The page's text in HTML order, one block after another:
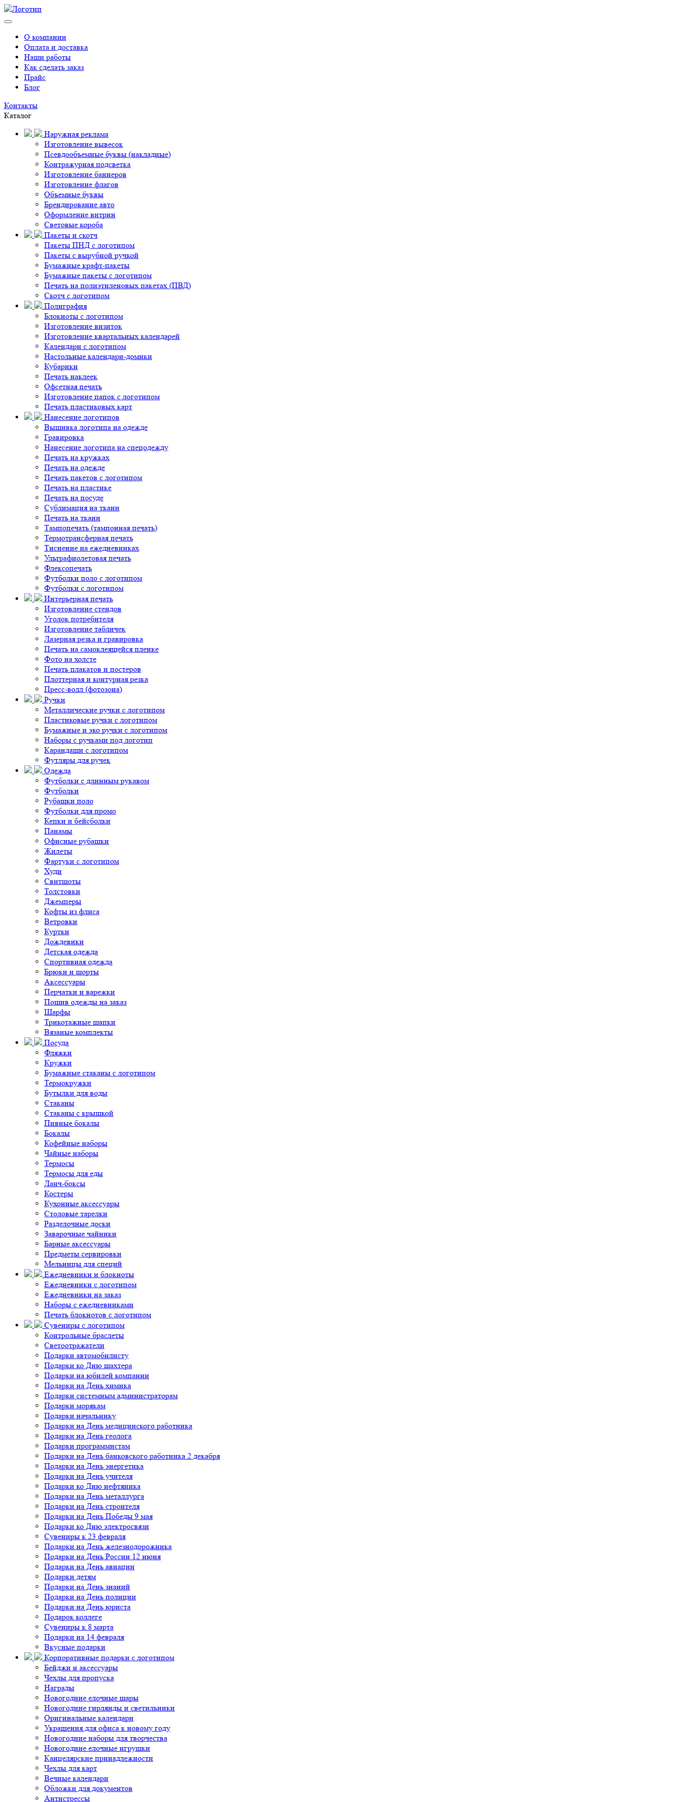
О компании
Оплата и доставка
Наши работы
Как сделать заказ
Прайс
Блог
Контакты
Каталог
Наружная реклама
Изготовление вывесок
Псевдообъемные буквы (накладные)
Контражурная подсветка
Изготовление баннеров
Изготовление флагов
Объемные буквы
Брендирование авто
Оформление витрин
Световые короба
Пакеты и скотч
Пакеты ПНД с логотипом
Пакеты с вырубной ручкой
Бумажные крафт-пакеты
Бумажные пакеты с логотипом
Печать на полиэтиленовых пакетах (ПВД)
Скотч с логотипом
Полиграфия
Блокноты с логотипом
Изготовление визиток
Изготовление квартальных календарей
Календари с логотипом
Настольные календари-домики
Кубарики
Печать наклеек
Офсетная печать
Изготовление папок с логотипом
Печать пластиковых карт
Нанесение логотипов
Вышивка логотипа на одежде
Гравировка
Нанесение логотипа на спецодежду
Печать на кружках
Печать на одежде
Печать пакетов с логотипом
Печать на пластике
Печать на посуде
Сублимация на ткани
Печать на ткани
Тампопечать (тампонная печать)
Термотрансферная печать
Тиснение на ежедневниках
Ультрафиолетовая печать
Флексопечать
Футболки поло с логотипом
Футболки с логотипом
Интерьерная печать
Изготовление стендов
Уголок потребителя
Изготовление табличек
Лазерная резка и гравировка
Печать на самоклеящейся пленке
Фото на холсте
Печать плакатов и постеров
Плоттерная и контурная резка
Пресс-волл (фотозона)
Ручки
Металлические ручки с логотипом
Пластиковые ручки с логотипом
Бумажные и эко ручки с логотипом
Наборы с ручками под логотип
Карандаши с логотипом
Футляры для ручек
Одежда
Футболки с длинным рукавом
Футболки
Рубашки поло
Футболки для промо
Кепки и бейсболки
Панамы
Офисные рубашки
Жилеты
Фартуки с логотипом
Худи
Свитшоты
Толстовки
Джемперы
Кофты из флиса
Ветровки
Куртки
Дождевики
Детская одежда
Спортивная одежда
Брюки и шорты
Аксессуары
Перчатки и варежки
Пошив одежды на заказ
Шарфы
Трикотажные шапки
Вязаные комплекты
Посуда
Фляжки
Кружки
Бумажные стаканы с логотипом
Термокружки
Бутылки для воды
Стаканы
Стаканы с крышкой
Пивные бокалы
Бокалы
Кофейные наборы
Чайные наборы
Термосы
Термосы для еды
Ланч-боксы
Костеры
Кухонные аксессуары
Столовые тарелки
Разделочные доски
Заварочные чайники
Барные аксессуары
Предметы сервировки
Мельницы для специй
Ежедневники и блокноты
Ежедневники с логотипом
Ежедневники на заказ
Наборы с ежедневниками
Печать блокнотов с логотипом
Сувениры с логотипом
Контрольные браслеты
Светоотражатели
Подарки автомобилисту
Подарки ко Дню шахтера
Подарки на юбилей компании
Подарки на День химика
Подарки системным администраторам
Подарки морякам
Подарки начальнику
Подарки на День медицинского работника
Подарки на День геолога
Подарки программистам
Подарки на День банковского работника 2 декабря
Подарки на День энергетика
Подарки на День учителя
Подарки ко Дню нефтяника
Подарки на День металлурга
Подарки на День строителя
Подарки на День Победы 9 мая
Подарки ко Дню электросвязи
Сувениры к 23 февраля
Подарки на День железнодорожника
Подарки на День России 12 июня
Подарки на День авиации
Подарки детям
Подарки на День знаний
Подарки на День полиции
Подарки на День юриста
Подарок коллеге
Сувениры к 8 марта
Подарки на 14 февраля
Вкусные подарки
Корпоративные подарки с логотипом
Бейджи и аксессуары
Чехлы для пропуска
Награды
Новогодние елочные шары
Новогодние гирлянды и светильники
Оригинальные календари
Украшения для офиса к новому году
Новогодние наборы для творчества
Новогодние елочные игрушки
Канцелярские принадлежности
Чехлы для карт
Вечные календари
Обложки для документов
Антистрессы